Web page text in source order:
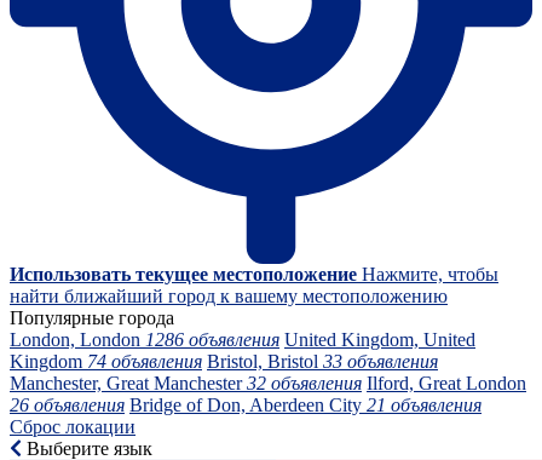
Использовать текущее местоположение Нажмите, чтобы
найти ближайший город к вашему местоположению
Популярные города
London, London 1286 объявления United Kingdom, United
Kingdom 74 объявления Bristol, Bristol 33 объявления
Manchester, Great Manchester32 объявления Ilford, Great London
26 объявления Bridge of Don, Aberdeen City 21 объявления
Сброс локации
Выберите язык